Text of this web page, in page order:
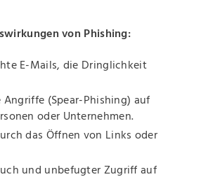
von Phishing:
E-Mails, die Dringlichkeit
(Spear-Phishing) auf
oder Unternehmen.
das Öffnen von Links oder
und unbefugter Zugriff auf